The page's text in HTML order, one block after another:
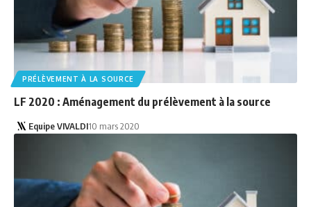
PRÉLÈVEMENT À LA SOURCE
LF 2020 : Aménagement du prélèvement à la source
Equipe VIVALDI10 mars 2020